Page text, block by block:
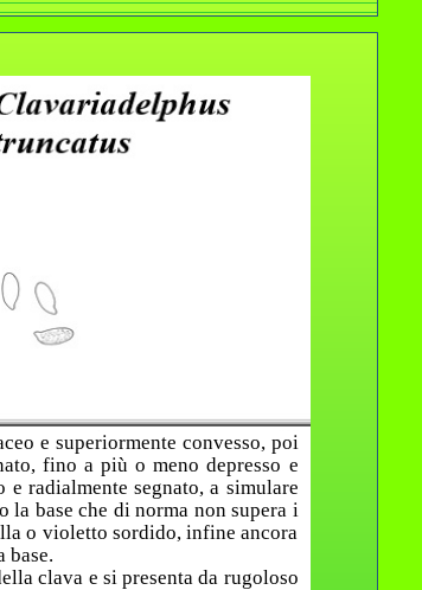
e superiormente convesso, poi
fino a più o meno depresso e
radialmente segnato, a simulare
base che di norma non supera i
o violetto sordido, infine ancora
base.
clava e si presenta da rugoloso